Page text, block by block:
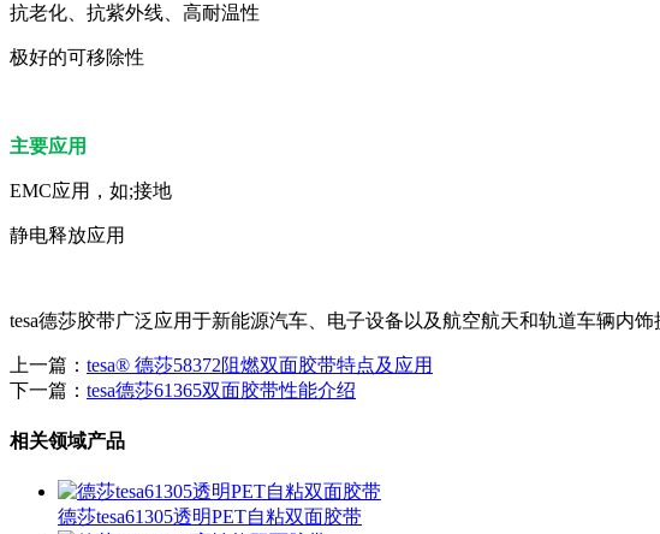
抗老化、抗紫外线、高耐温性
极好的可移除性
主要应用
EMC应用，如;接地
静电释放应用
tesa德莎胶带广泛应用于新能源汽车、电子设备以及航空航天和轨道车辆内
上一篇： tesa® 德莎58372阻燃双面胶带特点及应用
下一篇： tesa德莎61365双面胶带性能介绍
相关领域产品
德莎tesa61305透明PET自粘双面胶带